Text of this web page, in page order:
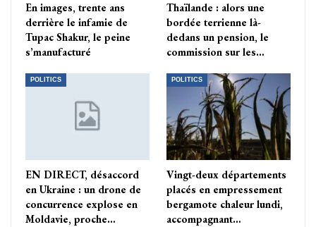
En images, trente ans
derrière le infamie de
Tupac Shakur, le peine
s’manufacturé
Thaïlande : alors une
bordée terrienne là-
dedans un pension, le
commission sur les…
POLITICS
EN DIRECT, désaccord
en Ukraine : un drone de
concurrence explose en
Moldavie, proche…
POLITICS
Vingt-deux départements
placés en empressement
bergamote chaleur lundi,
accompagnant…